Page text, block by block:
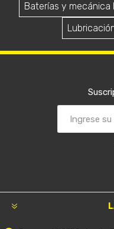
Baterías y mecánica